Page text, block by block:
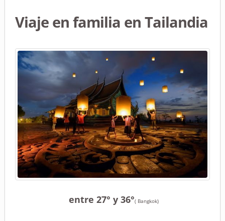
Viaje en familia en Tailandia
entre 27° y 36°( Bangkok)